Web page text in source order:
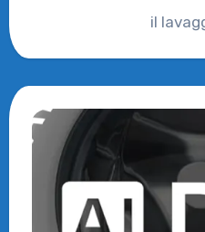
il